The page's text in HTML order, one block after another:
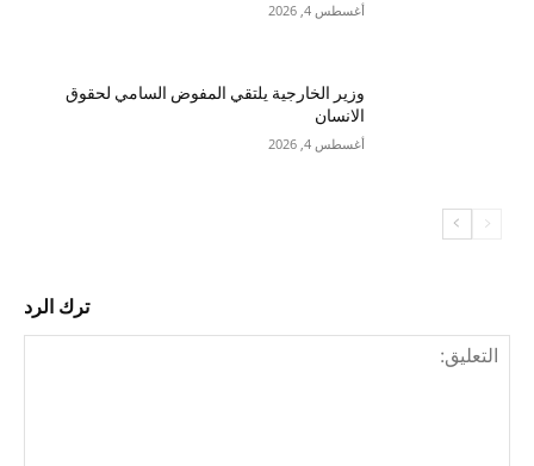
أغسطس 4, 2026
وزير الخارجية يلتقي المفوض السامي لحقوق
الانسان
أغسطس 4, 2026
ترك الرد